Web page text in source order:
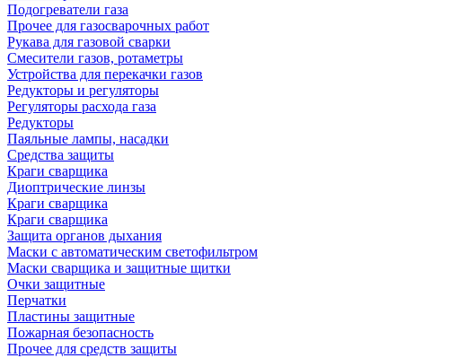
Подогреватели газа
Прочее для газосварочных работ
Рукава для газовой сварки
Смесители газов, ротаметры
Устройства для перекачки газов
Редукторы и регуляторы
Регуляторы расхода газа
Редукторы
Паяльные лампы, насадки
Средства защиты
Краги сварщика
Диоптрические линзы
Краги сварщика
Краги сварщика
Защита органов дыхания
Маски с автоматическим светофильтром
Маски сварщика и защитные щитки
Очки защитные
Перчатки
Пластины защитные
Пожарная безопасность
Прочее для средств защиты